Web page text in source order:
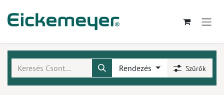
Rendezés Szűrők